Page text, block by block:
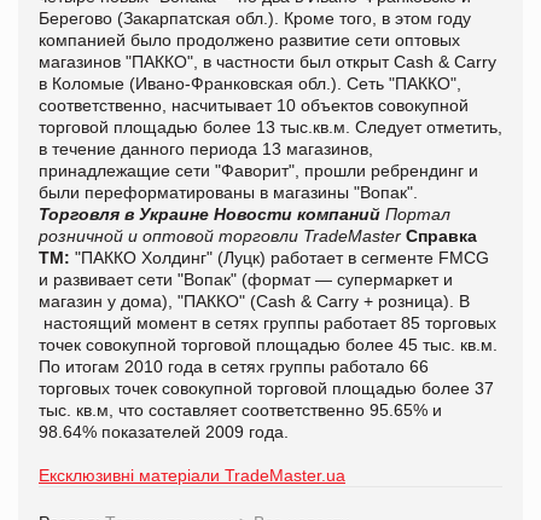
Берегово (Закарпатская обл.). Кроме того, в этом году
компанией было продолжено развитие сети оптовых
магазинов "ПАККО", в частности был открыт Cash & Carry
в Коломые (Ивано-Франковская обл.). Сеть "ПАККО",
соответственно, насчитывает 10 объектов совокупной
торговой площадью более 13 тыс.кв.м. Следует отметить,
в течение данного периода 13 магазинов,
принадлежащие сети "Фаворит", прошли ребрендинг и
были переформатированы в магазины "Вопак".
Торговля в Украине Новости компаний Портал
розничной и оптовой торговли TradeMaster Справка
ТМ: "ПАККО Холдинг" (Луцк) работает в сегменте FMCG
и развивает сети "Вопак" (формат — супермаркет и
магазин у дома), "ПАККО" (Cash & Carry + розница). В
настоящий момент в сетях группы работает 85 торговых
точек совокупной торговой площадью более 45 тыс. кв.м.
По итогам 2010 года в сетях группы работало 66
торговых точек совокупной торговой площадью более 37
тыс. кв.м, что составляет соответственно 95.65% и
98.64% показателей 2009 года.
Ексклюзивні матеріали TradeMaster.ua